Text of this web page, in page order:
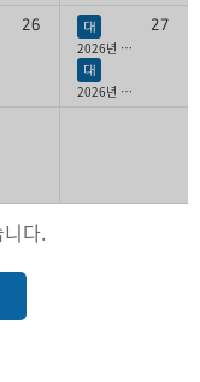
26 대
2026년 경기청년 갭이어 프로그램
대
2026년 경기청년 갭이어 프로그램
27
다.